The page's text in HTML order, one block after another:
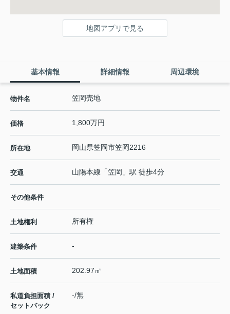
地図アプリで見る
基本情報 詳細情報 周辺環境
物件名 笠岡売地
価格 1,800万円
所在地 岡山県笠岡市笠岡2216
交通 山陽本線 「笠岡 」駅 徒歩4分
その他条件
土地権利 所有権
建築条件 -
土地面積 202.97㎡
私道負担面積 /
セットバック
-/無